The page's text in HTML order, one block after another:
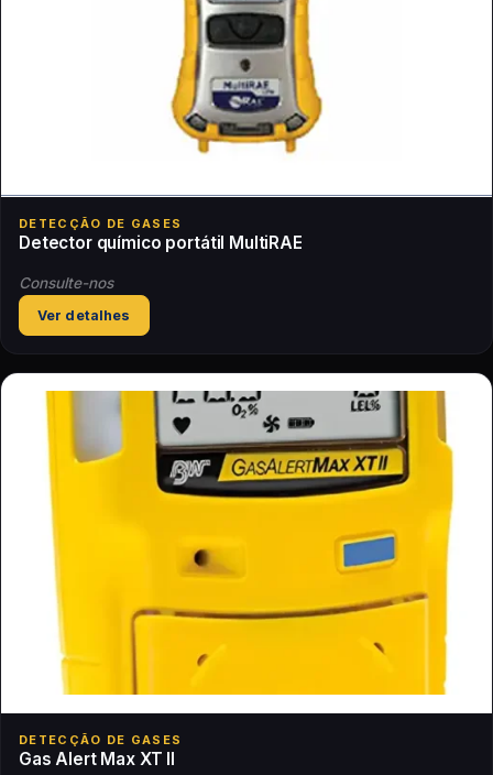
DETECÇÃO DE GASES
Detector químico portátil MultiRAE
Consulte-nos
Ver detalhes
DETECÇÃO DE GASES
Gas Alert Max XT II